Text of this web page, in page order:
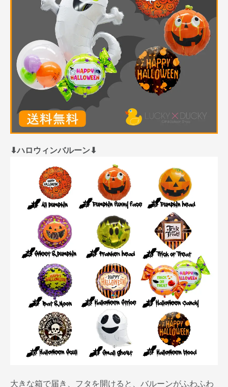
⬇︎ハロウィンバルーン⬇︎
大きな箱で届き、フタを開けると、バルーンがふわふわ